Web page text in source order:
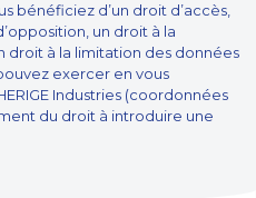
bénéficiez d’un droit d’accès,
un droit à la
droit à la limitation des données
exercer en vous
Industries (coordonnées
du droit à introduire une